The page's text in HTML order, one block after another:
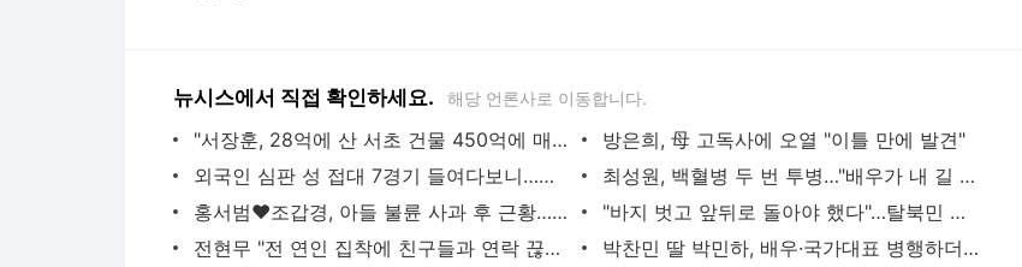
뉴시스에서 직접 확인하세요. 해당 언론사로 이동합니다.
"서장훈, 28억에 산 서초 건물 450억에 매물로"
방은희, 母 고독사에 오열 "이틀 만에 발견"
외국인 심판 성 접대 7경기 들여다보니…한국 축구 '5승 2무'
최성원, 백혈병 두 번 투병…"배우가 내 길 아닌가 싶었다"
홍서범♥조갑경, 아들 불륜 사과 후 근황…밝은 미소
"바지 벗고 앞뒤로 돌아야 했다"…탈북민 김서아, 기쁨조 검사 수치심 회상
전현무 "전 연인 집착에 친구들과 연락 끊어"
박찬민 딸 박민하, 배우·국가대표 병행하더니…여유로운 근황 공개